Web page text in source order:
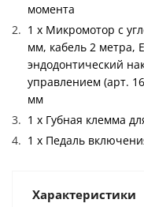
момента
1 x Микромотор с
мм, кабель 2 метра,
эндодонтический
управлением (арт.
мм
1 x Губная клемма
1 x Педаль
Характеристики